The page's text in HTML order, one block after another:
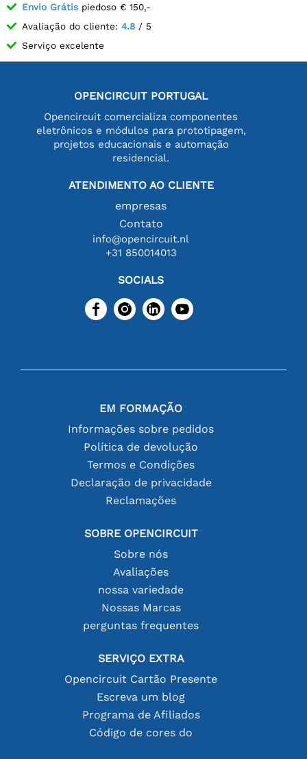
Envio Grátis piedoso € 150,-
Avaliação do cliente: 4.8 / 5
Serviço excelente
OPENCIRCUIT PORTUGAL
Opencircuit comercializa componentes
eletrônicos e módulos para prototipagem,
projetos educacionais e automação
residencial.
ATENDIMENTO AO CLIENTE
empresas
Contato
info@opencircuit.nl
+31 850014013
SOCIALS
EM FORMAÇÃO
Informações sobre pedidos
Política de devolução
Termos e Condições
Declaração de privacidade
Reclamações
SOBRE OPENCIRCUIT
Sobre nós
Avaliações
nossa variedade
Nossas Marcas
perguntas frequentes
SERVIÇO EXTRA
Opencircuit Cartão Presente
Escreva um blog
Programa de Afiliados
Código de cores do